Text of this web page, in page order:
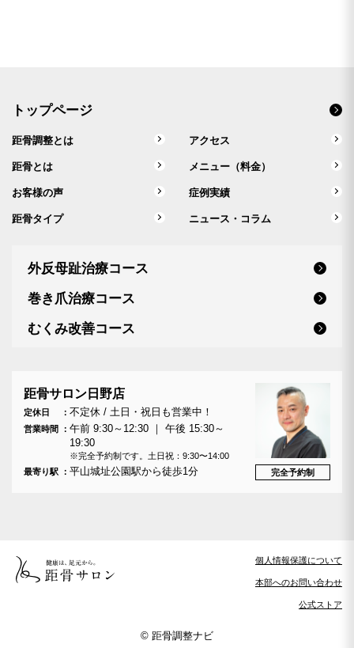
トップページ
距骨調整とは アクセス
距骨とは メニュー（料金）
お客様の声 症例実績
距骨タイプ ニュース・コラム
外反母趾治療コース
巻き爪治療コース
むくみ改善コース
距骨サロン日野店
定休日 不定休 / 土日・祝日も営業中！
営業時間
午前 9:30～12:30 ｜ 午後 15:30～
19:30
※完全予約制です。土日祝：9:30〜14:00
最寄り駅
平山城址公園駅から徒歩1分 完全予約制
個人情報保護について
本部へのお問い合わせ
公式ストア
© 距骨調整ナビ